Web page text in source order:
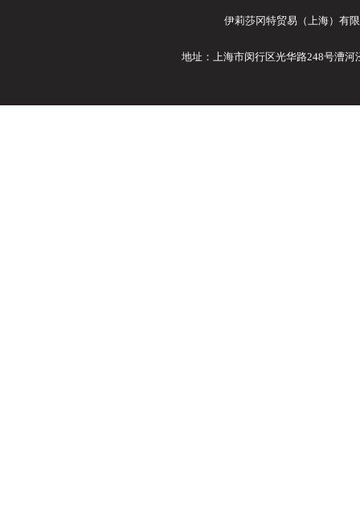
伊莉莎冈特贸易（上海）有
地址：上海市闵行区光华路248号漕